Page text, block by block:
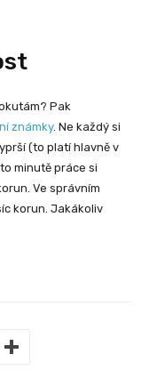
Pak
známky. Ne každý si
(to platí hlavně v
minutě práce si
Ve správním
korun. Jakákoliv